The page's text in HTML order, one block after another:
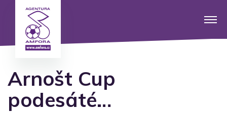
Arnošt Cup
podesáté…